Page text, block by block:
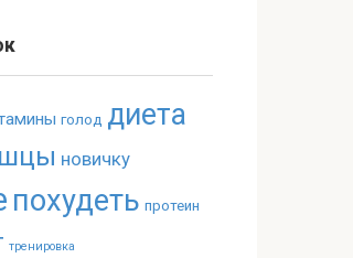
голод диета
новичку
похудеть протеин
тренировка